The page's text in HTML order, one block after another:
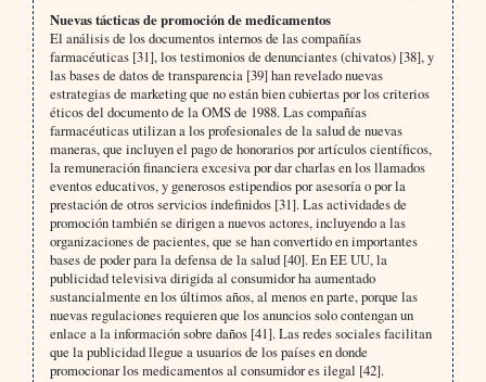
Nuevas tácticas de promoción de medicamentos
El análisis de los documentos internos de las compañías
farmacéuticas [31], los testimonios de denunciantes (chivatos) [38], y
las bases de datos de transparencia [39] han revelado nuevas
estrategias de marketing que no están bien cubiertas por los criterios
éticos del documento de la OMS de 1988. Las compañías
farmacéuticas utilizan a los profesionales de la salud de nuevas
maneras, que incluyen el pago de honorarios por artículos científicos,
la remuneración financiera excesiva por dar charlas en los llamados
eventos educativos, y generosos estipendios por asesoría o por la
prestación de otros servicios indefinidos [31]. Las actividades de
promoción también se dirigen a nuevos actores, incluyendo a las
organizaciones de pacientes, que se han convertido en importantes
bases de poder para la defensa de la salud [40]. En EE UU, la
publicidad televisiva dirigida al consumidor ha aumentado
sustancialmente en los últimos años, al menos en parte, porque las
nuevas regulaciones requieren que los anuncios solo contengan un
enlace a la información sobre daños [41]. Las redes sociales facilitan
que la publicidad llegue a usuarios de los países en donde
promocionar los medicamentos al consumidor es ilegal [42].